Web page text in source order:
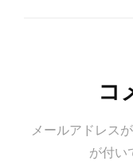
ン
コ
メールアドレス
が付い